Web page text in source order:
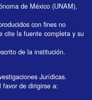
de México (UNAM),
con fines no
cite la fuente completa y su
de la institución.
Jurídicas.
favor de dirigirse a: